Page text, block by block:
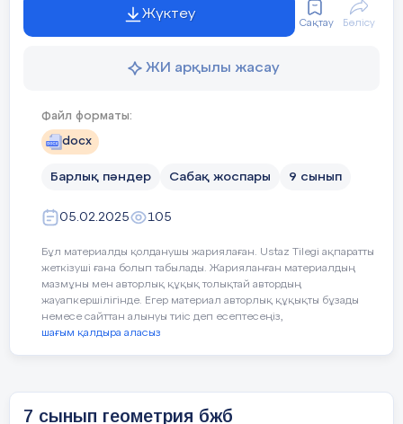
табыңдар.
2- тапсырма.
– іштей
5 минут Ұйымдастыру Сәлеметсіздерме!
Бүгін, Іштей сызылған үшбұрыш
-шеңберге іштей
Жүктеу
Сақтау Бөлісу
ЖИ арқылы жасау
Файл форматы:
docx
Барлық пәндер Сабақ жоспары 9 сынып
05.02.2025 105
Бұл материалды қолданушы жариялаған. Ustaz Tilegi ақпаратты
жеткізуші ғана болып табылады. Жарияланған материалдың
мазмұны мен авторлық құқық толықтай автордың
жауапкершілігінде. Егер материал авторлық құқықты бұзады
немесе сайттан алынуы тиіс деп есептесеңіз,
шағым қалдыра аласыз
7 сынып геометрия бжб